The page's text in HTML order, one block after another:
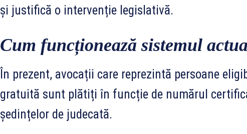
și justifică o intervenție legislativă.
Cum funcționează sistemul
În prezent, avocații care reprezintă persoane
gratuită sunt plătiți în funcție de numărul
ședințelor de judecată.